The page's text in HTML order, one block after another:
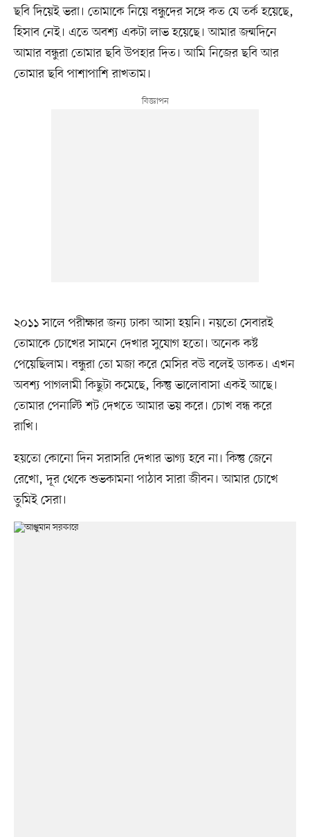
ছবি দিয়েই ভরা। তোমাকে নিয়ে বন্ধুদের সঙ্গে কত যে তর্ক হয়েছে,
হিসাব নেই। এতে অবশ্য একটা লাভ হয়েছে। আমার জন্মদিনে
আমার বন্ধুরা তোমার ছবি উপহার দিত। আমি নিজের ছবি আর
তোমার ছবি পাশাপাশি রাখতাম।
২০১১ সালে পরীক্ষার জন্য ঢাকা আসা হয়নি। নয়তো সেবারই
তোমাকে চোখের সামনে দেখার সুযোগ হতো। অনেক কষ্ট
পেয়েছিলাম। বন্ধুরা তো মজা করে মেসির বউ বলেই ডাকত। এখন
অবশ্য পাগলামী কিছুটা কমেছে, কিন্তু ভালোবাসা একই আছে।
তোমার পেনাল্টি শট দেখতে আমার ভয় করে। চোখ বন্ধ করে
রাখি।
হয়তো কোনো দিন সরাসরি দেখার ভাগ্য হবে না। কিন্তু জেনে
রেখো, দূর থেকে শুভকামনা পাঠাব সারা জীবন। আমার চোখে
তুমিই সেরা।